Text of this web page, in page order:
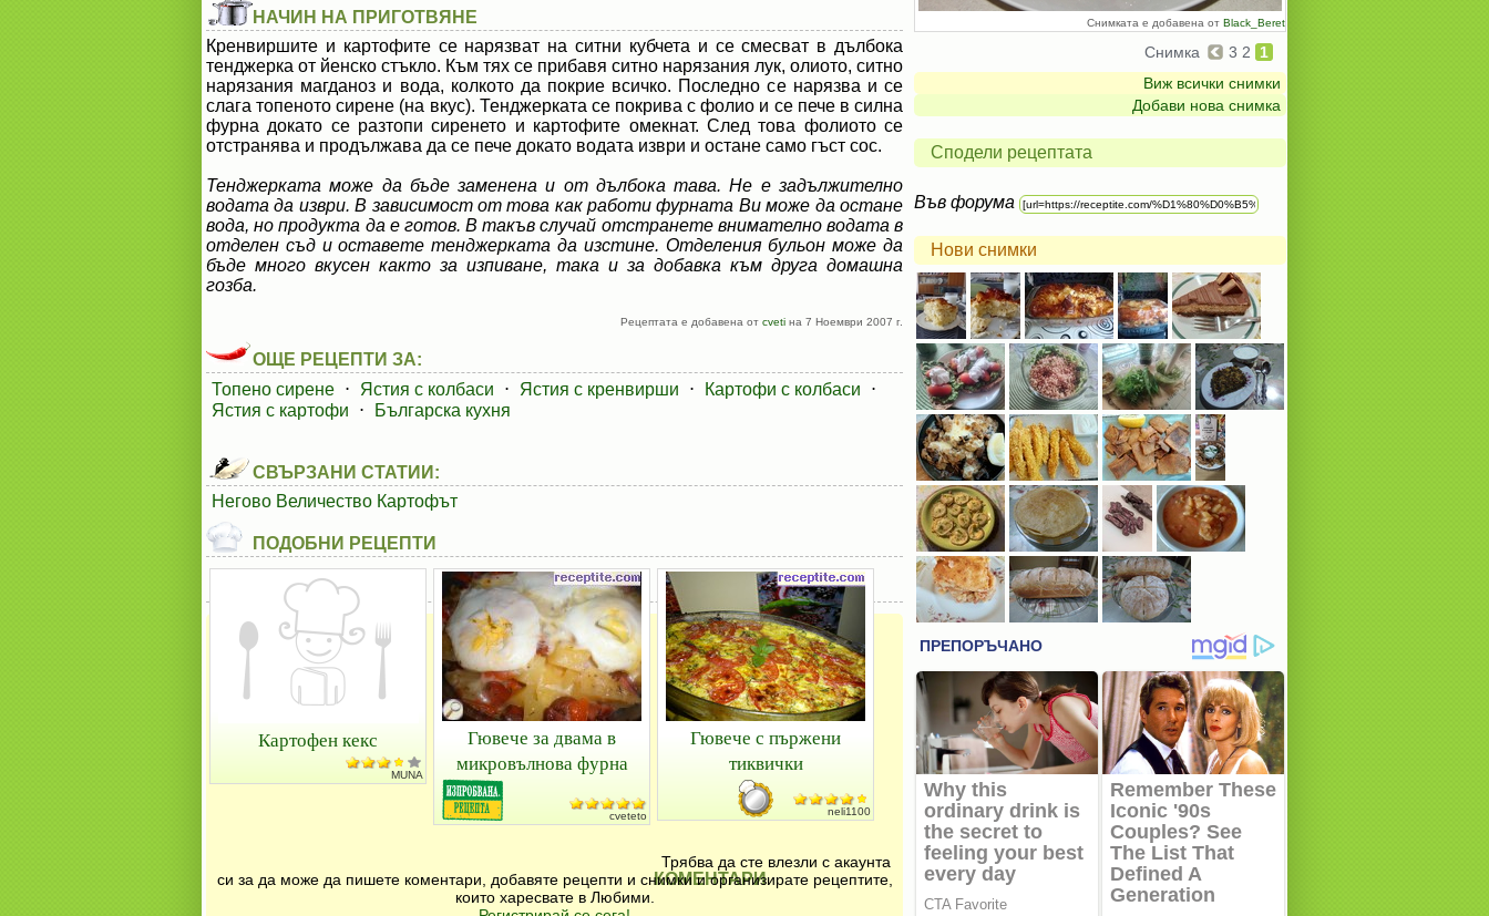
Снимката е добавена от Black_Beret
Снимка 3 2
1
Виж всички снимки
Добави нова снимка
НАЧИН НА ПРИГОТВЯНЕ
Кренвиршите и картофите се нарязват на ситни кубчета и се смесват в дълбока
тенджерка от йенско стъкло. Към тях се прибавя ситно нарязания лук, олиото, ситно
нарязания магданоз и вода, колкото да покрие всичко. Последно се нарязва и се
слага топеното сирене (на вкус). Тенджерката се покрива с фолио и се пече в силна
фурна докато се разтопи сиренето и картофите омекнат. След това фолиото се
отстранява и продължава да се пече докато водата изври и остане само гъст сос.
Тенджерката може да бъде заменена и от дълбока тава. Не е задължително
водата да изври. В зависимост от това как работи фурната Ви може да остане
вода, но продукта да е готов. В такъв случай отстранете внимателно водата в
отделен съд и оставете тенджерката да изстине. Отделения бульон може да
бъде много вкусен както за изпиване, така и за добавка към друга домашна
гозба.
Рецептата е добавена от cveti на 7 Ноември 2007 г.
ОЩЕ РЕЦЕПТИ ЗА:
Топено сирене ⋅ Ястия с колбаси ⋅ Ястия с кренвирши ⋅ Картофи с колбаси
⋅
Ястия с картофи
⋅ Българска кухня
СВЪРЗАНИ СТАТИИ:
Негово Величество Картофът
ПОДОБНИ РЕЦЕПТИ
Картофен кекс
MUNA
Гювече за двама в
микровълнова фурна
cveteto
Гювече с пържени
тиквички
neli1100
КОМЕНТАРИ
Трябва да сте влезли с акаунта
си за да може да пишете коментари, добавяте рецепти и снимки и организирате рецептите,
които харесвате в Любими.
Сподели рецептата
Във форума
Нови снимки